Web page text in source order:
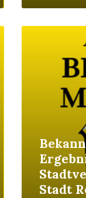
Stadt
Read